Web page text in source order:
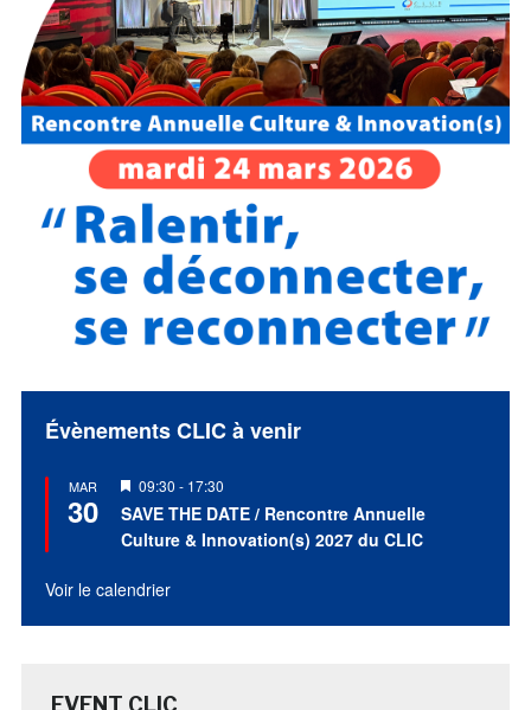
Évènements CLIC à venir
MAR
30
Mis
en
avant
09:30 - 17:30
SAVE THE DATE / Rencontre Annuelle
Culture & Innovation(s) 2027 du CLIC
Voir le calendrier
EVENT CLIC